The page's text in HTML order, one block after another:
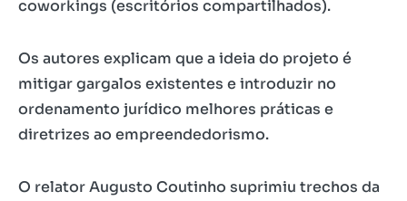
coworkings (escritórios compartilhados).
Os autores explicam que a ideia do projeto é
mitigar gargalos existentes e introduzir no
ordenamento jurídico melhores práticas e
diretrizes ao empreendedorismo.
O relator Augusto Coutinho suprimiu trechos da